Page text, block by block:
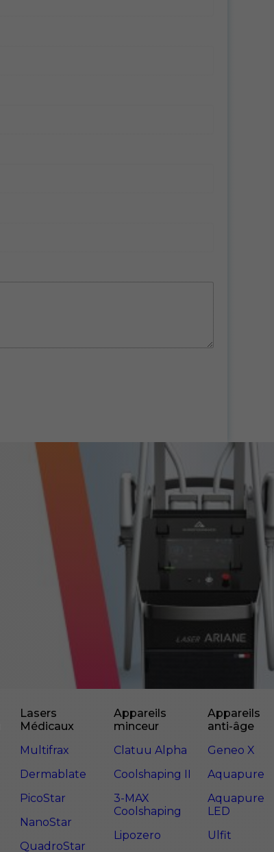
Lasers
Médicaux
Multifrax
Dermablate
PicoStar
NanoStar
QuadroStar
Appareils
minceur
Clatuu Alpha
Coolshaping II
3-MAX
Coolshaping
Lipozero
Appareils
anti-âge
Geneo X
Aquapure
Aquapure
LED
Ulfit